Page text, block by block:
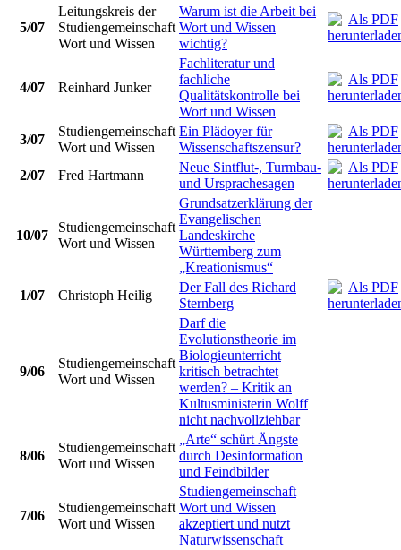
5/07
Leitungskreis der
Studiengemeinschaft
Wort und Wissen
Warum ist die Arbeit bei
Wort und Wissen
wichtig?
4/07 Reinhard Junker
Fachliteratur und
fachliche
Qualitätskontrolle bei
Wort und Wissen
3/07
Studiengemeinschaft
Wort und Wissen
Ein Plädoyer für
Wissenschaftszensur?
2/07
Fred Hartmann
Neue Sintflut-, Turmbau-
und Ursprachesagen
10/07
Studiengemeinschaft
Wort und Wissen
Grundsatzerklärung der
Evangelischen
Landeskirche
Württemberg zum
„Kreationismus“
1/07
Christoph Heilig
Der Fall des Richard
Sternberg
9/06
Studiengemeinschaft
Wort und Wissen
Darf die
Evolutionstheorie im
Biologieunterricht
kritisch betrachtet
werden? – Kritik an
Kultusministerin Wolff
nicht nachvollziehbar
8/06
Studiengemeinschaft
Wort und Wissen
„Arte“ schürt Ängste
durch Desinformation
und Feindbilder
7/06
Studiengemeinschaft
Wort und Wissen
Studiengemeinschaft
Wort und Wissen
akzeptiert und nutzt
Naturwissenschaft